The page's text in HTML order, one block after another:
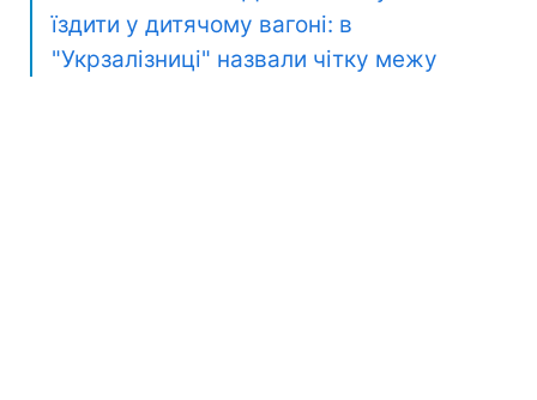
їздити у дитячому вагоні: в
"Укрзалізниці" назвали чітку межу